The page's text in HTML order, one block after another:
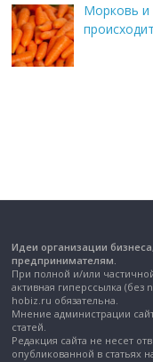
Морковь и
Идеи организации
предпринимателям.
При полной и/или
активная гиперссылка
hobiz.ru обязательна.
Мнение администрации
статей.
Редакция сайта не несет
опубликованной в статьях